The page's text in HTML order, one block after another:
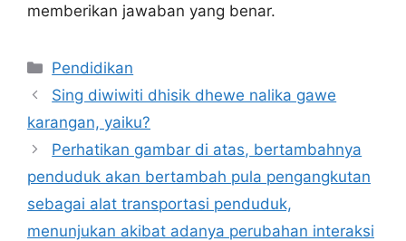
memberikan jawaban yang benar.
Kategori
Pendidikan
Sing diwiwiti dhisik dhewe nalika gawe
karangan, yaiku?
Perhatikan gambar di atas, bertambahnya
penduduk akan bertambah pula pengangkutan
sebagai alat transportasi penduduk,
menunjukan akibat adanya perubahan interaksi